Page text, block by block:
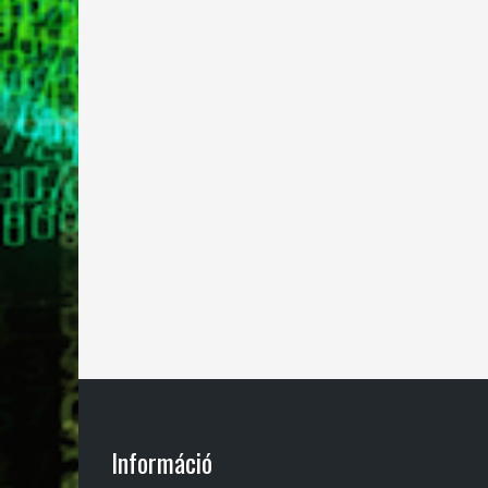
Információ